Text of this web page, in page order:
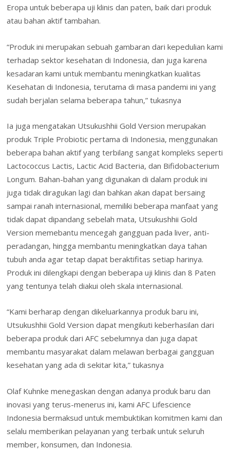
Eropa untuk beberapa uji klinis dan paten, baik dari produk
atau bahan aktif tambahan.
“Produk ini merupakan sebuah gambaran dari kepedulian kami
terhadap sektor kesehatan di Indonesia, dan juga karena
kesadaran kami untuk membantu meningkatkan kualitas
Kesehatan di Indonesia, terutama di masa pandemi ini yang
sudah berjalan selama beberapa tahun,” tukasnya
Ia juga mengatakan Utsukushhii Gold Version merupakan
produk Triple Probiotic pertama di Indonesia, menggunakan
beberapa bahan aktif yang terbilang sangat kompleks seperti
Lactococcus Lactis, Lactic Acid Bacteria, dan Bifidobacterium
Longum. Bahan-bahan yang digunakan di dalam produk ini
juga tidak diragukan lagi dan bahkan akan dapat bersaing
sampai ranah internasional, memiliki beberapa manfaat yang
tidak dapat dipandang sebelah mata, Utsukushhii Gold
Version memebantu mencegah gangguan pada liver, anti-
peradangan, hingga membantu meningkatkan daya tahan
tubuh anda agar tetap dapat beraktifitas setiap harinya.
Produk ini dilengkapi dengan beberapa uji klinis dan 8 Paten
yang tentunya telah diakui oleh skala internasional.
“Kami berharap dengan dikeluarkannya produk baru ini,
Utsukushhii Gold Version dapat mengikuti keberhasilan dari
beberapa produk dari AFC sebelumnya dan juga dapat
membantu masyarakat dalam melawan berbagai gangguan
kesehatan yang ada di sekitar kita,” tukasnya
Olaf Kuhnke menegaskan dengan adanya produk baru dan
inovasi yang terus-menerus ini, kami AFC Lifescience
Indonesia bermaksud untuk membuktikan komitmen kami dan
selalu memberikan pelayanan yang terbaik untuk seluruh
member, konsumen, dan Indonesia.